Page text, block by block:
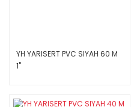
YH YARISERT PVC SIYAH 60 M
1''